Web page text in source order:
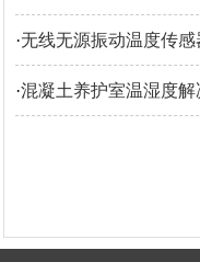
·无线无源振动温度传
·混凝土养护室温湿度解